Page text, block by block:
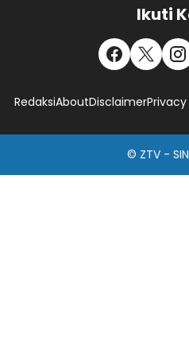
Ikuti
RedaksiAboutDisclaimer
© ZTV -